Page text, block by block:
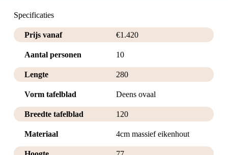
Specificaties
Prijs vanaf €1.420
Aantal personen 10
Lengte 280
Vorm tafelblad Deens ovaal
Breedte tafelblad 120
Materiaal 4cm massief eikenhout